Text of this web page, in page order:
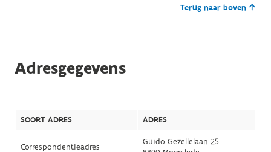
Terug naar boven
Adresgegevens
SOORT ADRES ADRES
Correspondentieadres
Guido-Gezellelaan 25